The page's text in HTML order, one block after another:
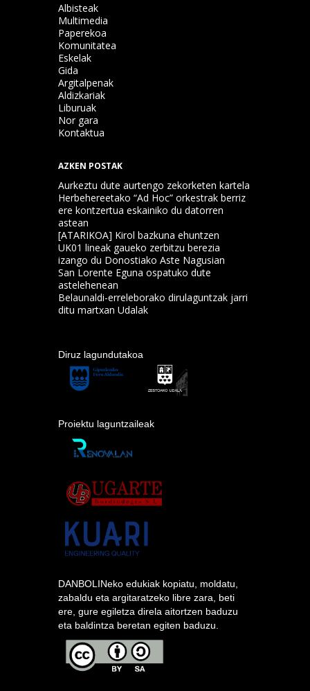
Albisteak
Multimedia
Paperekoa
Komunitatea
Eskelak
Gida
Argitalpenak
Aldizkariak
Liburuak
Nor gara
Kontaktua
AZKEN POSTAK
Aurkeztu dute aurtengo zekorketen kartela
Herbehereetako “Ad Hoc” orkestrak berriz
ere kontzertua eskainiko du datorren
astean
[ATARIKOA] Kirol bazkuna ehuntzen
UK01 lineak gaueko zerbitzu berezia
izango du Donostiako Aste Nagusian
San Lorente Eguna ospatuko dute
astelehenean
Belaunaldi-erreleborako dirulaguntzak jarri
ditu martxan Udalak
Diruz lagundutakoa
Proiektu laguntzaileak
DANBOLINeko edukiak kopiatu, moldatu,
zabaldu eta argitaratzeko libre zara, beti
ere, gure egiletza direla aitortzen baduzu
eta baldintza beretan egiten baduzu.